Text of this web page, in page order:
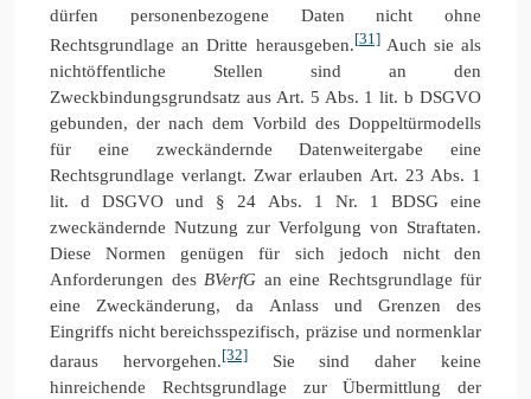
dürfen personenbezogene Daten nicht ohne
Rechtsgrundlage an Dritte herausgeben.[31]Auch sie als
nichtöffentliche Stellen sind an den
Zweckbindungsgrundsatz aus Art. 5 Abs. 1 lit. b DSGVO
gebunden, der nach dem Vorbild des Doppeltürmodells
für eine zweckändernde Datenweitergabe eine
Rechtsgrundlage verlangt. Zwar erlauben Art. 23 Abs. 1
lit. d DSGVO und § 24 Abs. 1 Nr. 1 BDSG eine
zweckändernde Nutzung zur Verfolgung von Straftaten.
Diese Normen genügen für sich jedoch nicht den
Anforderungen des BVerfG an eine Rechtsgrundlage für
eine Zweckänderung, da Anlass und Grenzen des
Eingriffs nicht bereichsspezifisch, präzise und normenklar
daraus hervorgehen.[32]Sie sind daher keine
hinreichende Rechtsgrundlage zur Übermittlung der